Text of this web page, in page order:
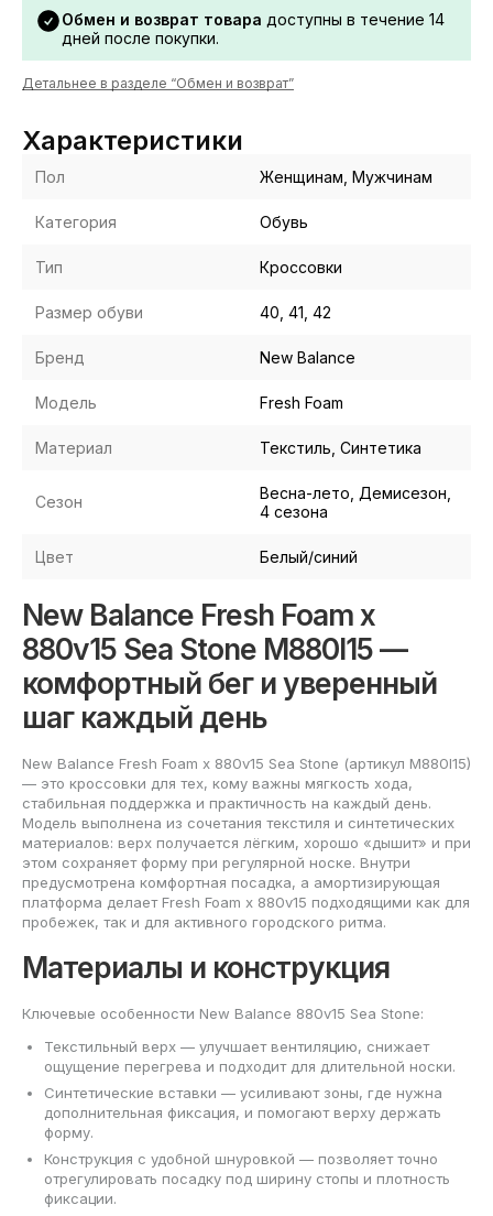
Обмен и возврат товара доступны в течение 14
дней после покупки.
Детальнее в разделе “Обмен и возврат”
Характеристики
Пол Женщинам, Мужчинам
Категория Обувь
Тип Кроссовки
Размер обуви 40, 41, 42
Бренд New Balance
Модель Fresh Foam
Материал Текстиль, Синтетика
Сезон
Весна-лето, Демисезон,
4 сезона
Цвет Белый/синий
New Balance Fresh Foam x
880v15 Sea Stone M880I15 —
комфортный бег и уверенный
шаг каждый день
New Balance Fresh Foam x 880v15 Sea Stone (артикул M880I15)
— это кроссовки для тех, кому важны мягкость хода,
стабильная поддержка и практичность на каждый день.
Модель выполнена из сочетания текстиля и синтетических
материалов: верх получается лёгким, хорошо «дышит» и при
этом сохраняет форму при регулярной носке. Внутри
предусмотрена комфортная посадка, а амортизирующая
платформа делает Fresh Foam x 880v15 подходящими как для
пробежек, так и для активного городского ритма.
Материалы и конструкция
Ключевые особенности New Balance 880v15 Sea Stone:
Текстильный верх — улучшает вентиляцию, снижает
ощущение перегрева и подходит для длительной носки.
Синтетические вставки — усиливают зоны, где нужна
дополнительная фиксация, и помогают верху держать
форму.
Конструкция с удобной шнуровкой — позволяет точно
отрегулировать посадку под ширину стопы и плотность
фиксации.